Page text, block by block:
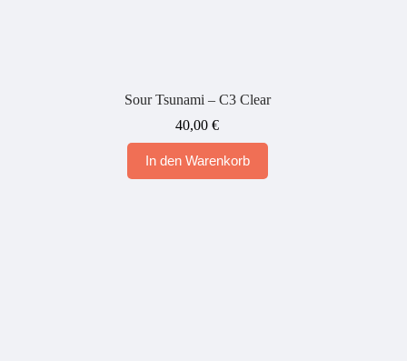
Sour Tsunami – C3 Clear
40,00€
In den Warenkorb